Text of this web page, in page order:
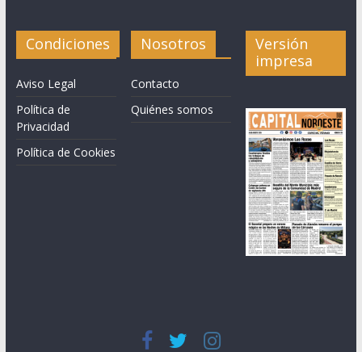
Condiciones
Aviso Legal
Política de
Privacidad
Política de Cookies
Nosotros
Contacto
Quiénes somos
Versión
impresa